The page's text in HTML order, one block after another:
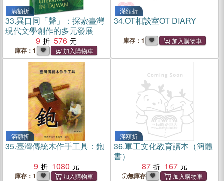
滿額折
33.異口同「聲」：探索臺灣
現代文學創作的多元發展
9
576
庫存：1
滿額折
34.OT相談室OT DIARY
庫存：1
滿額折
35.臺灣傳統木作手工具：鉋
9
1080
庫存：1
滿額折
36.軍工文化教育讀本（簡體
書）
87
167
無庫存